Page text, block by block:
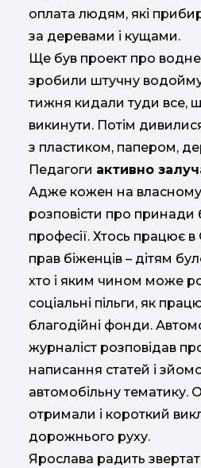
оплата людям, які
за деревами і кущами.
Ще був проект про
зробили штучну
тижня кидали туди все,
викинути. Потім
з пластиком, папером,
Педагоги активно
Адже кожен на
розповісти про принади
професії. Хтось працює в
прав біженців – дітям
хто і яким чином може
соціальні пільги, як
благодійні фонди.
журналіст розповідав
написання статей і
автомобільну тематику.
отримали і короткий
дорожнього руху.
Ярослава радить